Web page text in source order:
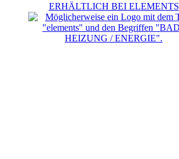
ERHÄLTLICH BEI ELEMENTS